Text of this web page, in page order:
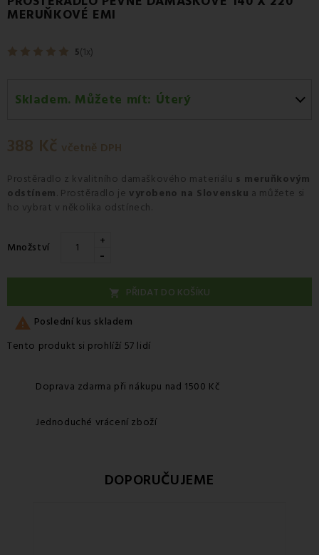
MERUŇKOVÉ EMI
5(1x)
Skladem. Můžete mít: Úterý
Zásilkovna.
388 Kč včetně DPH
Prostěradlo z kvalitního damaškového materiálu s meruňkovým
odstínem . Prostěradlo je vyrobeno na Slovensku a můžete si
ho vybrat v několika odstínech.
Množství +
-
 PŘIDAT DO KOŠÍKU
 Poslední kus skladem
Tento produkt si prohlíží 57 lidí
Doprava zdarma při nákupu nad 1500 Kč
Jednoduché vrácení zboží
DOPORUČUJEME